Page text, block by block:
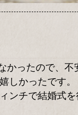
かったので、不
しかったです。
ンチで結婚式